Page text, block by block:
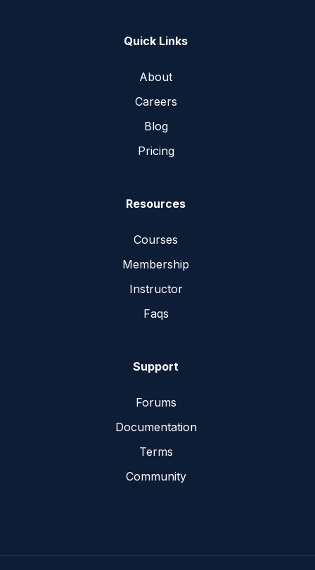
Quick Links
About
Careers
Blog
Pricing
Resources
Courses
Membership
Instructor
Faqs
Support
Forums
Documentation
Terms
Community